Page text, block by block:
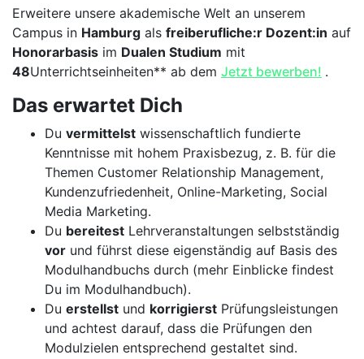
Erweitere unsere akademische Welt an unserem
Campus in Hamburg als freiberufliche:r Dozent:in auf
Honorarbasis im Dualen Studium mit
48Unterrichtseinheiten** ab dem Jetzt bewerben! .
Das erwartet Dich
Du vermittelst wissenschaftlich fundierte
Kenntnisse mit hohem Praxisbezug, z. B. für die
Themen Customer Relationship Management,
Kundenzufriedenheit, Online-Marketing, Social
Media Marketing.
Du bereitest Lehrveranstaltungen selbstständig
vor und führst diese eigenständig auf Basis des
Modulhandbuchs durch (mehr Einblicke findest
Du im Modulhandbuch).
Du erstellst und korrigierst Prüfungsleistungen
und achtest darauf, dass die Prüfungen den
Modulzielen entsprechend gestaltet sind.